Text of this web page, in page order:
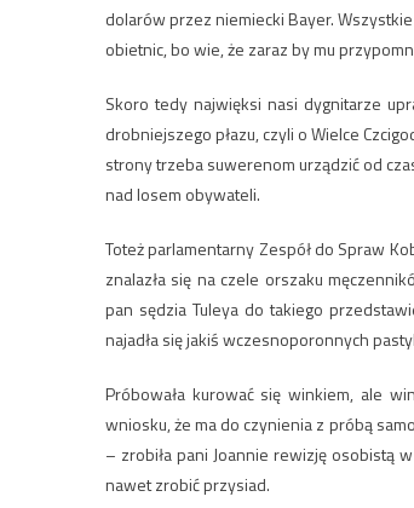
dolarów przez niemiecki Bayer.
obietnic, bo wie, że zaraz by mu
Skoro tedy najwięksi nasi dygnitarze
drobniejszego płazu, czyli o Wielce
strony trzeba suwerenom urządzić od
nad losem obywateli.
Toteż parlamentarny Zespół do Spraw
znalazła się na czele orszaku
pan sędzia Tuleya do takiego
najadła się jakiś wczesnoporonnych
Próbowała kurować się winkiem, ale
wniosku, że ma do czynienia z próbą
– zrobiła pani Joannie rewizję osobistą
nawet zrobić przysiad.